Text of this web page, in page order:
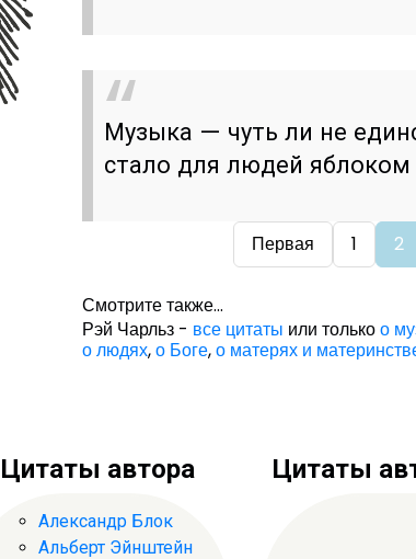
Музыка — чуть ли не
стало для людей яблоком
Первая 1 2
Смотрите также...
Рэй Чарльз - все цитаты или толькоо
о людях,о Боге,о матерях и
Цитаты автора
Александр Блок
Альберт Эйнштейн
Цитаты